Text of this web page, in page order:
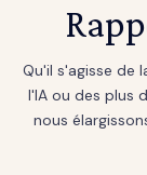
Qu'il s'agisse de
l'IA ou des plus
nous